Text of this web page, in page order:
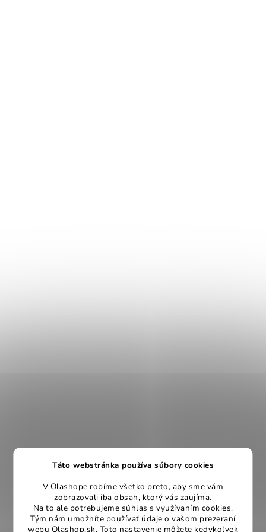
Táto webstránka používa súbory cookies
V Olashope robíme všetko preto, aby sme vám
zobrazovali iba obsah, ktorý vás zaujíma.
Na to ale potrebujeme súhlas s využívaním cookies.
Tým nám umožníte používať údaje o vašom prezeraní
webu Olashop.sk. Toto nastavenie môžete kedykoľvek